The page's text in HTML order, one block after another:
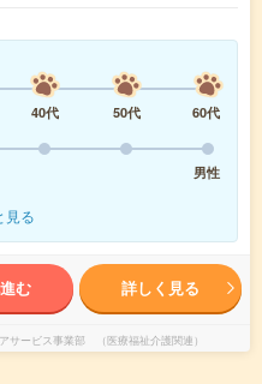
40代 50代
60代
男性
見る
む 詳しく見る
サービス事業部 （医療福祉介護関連）